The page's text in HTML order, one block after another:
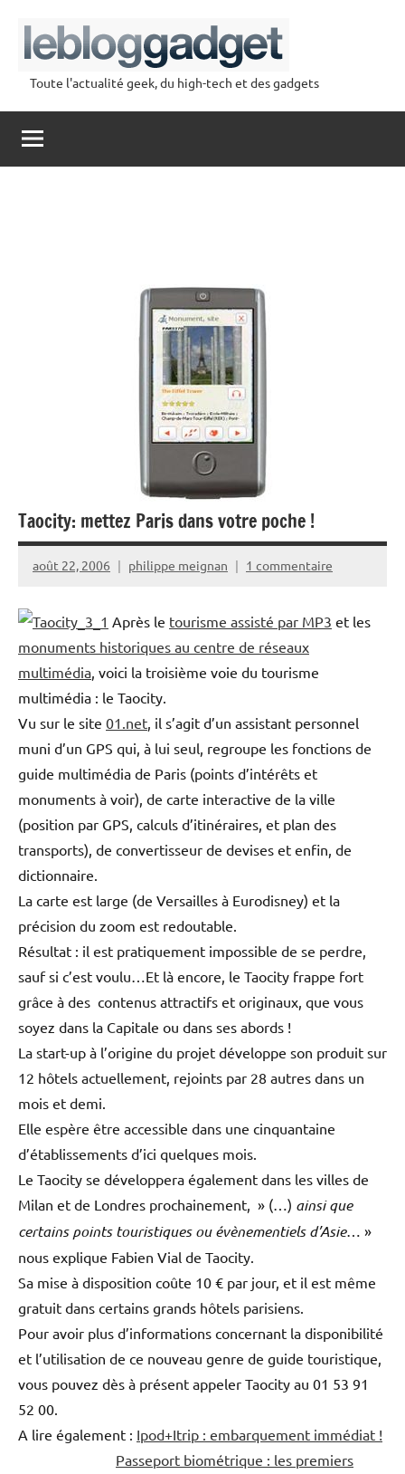
contenu
lebloggadget
Toute l'actualité geek, du high-tech et des gadgets
Taocity: mettez Paris dans votre poche !
août 22, 2006 philippe meignan 1 commentaire
Après le tourisme assisté par MP3 et les
monuments historiques au centre de réseaux
multimédia , voici la troisième voie du tourisme
multimédia : le Taocity.
Vu sur le site 01.net , il s’agit d’un assistant personnel
muni d’un GPS qui, à lui seul, regroupe les fonctions de
guide multimédia de Paris (points d’intérêts et
monuments à voir), de carte interactive de la ville
(position par GPS, calculs d’itinéraires, et plan des
transports), de convertisseur de devises et enfin, de
dictionnaire.
La carte est large (de Versailles à Eurodisney) et la
précision du zoom est redoutable.
Résultat : il est pratiquement impossible de se perdre,
sauf si c’est voulu…Et là encore, le Taocity frappe fort
grâce à des contenus attractifs et originaux, que vous
soyez dans la Capitale ou dans ses abords !
La start-up à l’origine du projet développe son produit sur
12 hôtels actuellement, rejoints par 28 autres dans un
mois et demi.
Elle espère être accessible dans une cinquantaine
d’établissements d’ici quelques mois.
Le Taocity se développera également dans les villes de
Milan et de Londres prochainement, » (…) ainsi que
certains points touristiques ou évènementiels d’Asie… »
nous explique Fabien Vial de Taocity.
Sa mise à disposition coûte 10 € par jour, et il est même
gratuit dans certains grands hôtels parisiens.
Pour avoir plus d’informations concernant la disponibilité
et l’utilisation de ce nouveau genre de guide touristique,
vous pouvez dès à présent appeler Taocity au 01 53 91
52 00.
A lire également : Ipod+Itrip : embarquement immédiat !
Passeport biométrique : les premiers